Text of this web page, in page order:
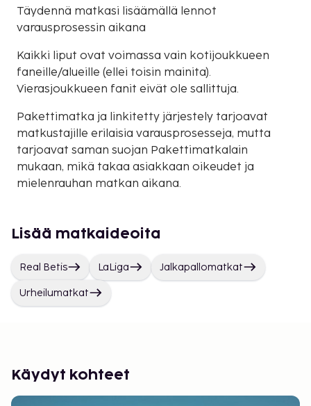
Täydennä matkasi lisäämällä lennot
varausprosessin aikana
Kaikki liput ovat voimassa vain kotijoukkueen
faneille/alueille (ellei toisin mainita).
Vierasjoukkueen fanit eivät ole sallittuja.
Pakettimatka ja linkitetty järjestely tarjoavat
matkustajille erilaisia varausprosesseja, mutta
tarjoavat saman suojan Pakettimatkalain
mukaan, mikä takaa asiakkaan oikeudet ja
mielenrauhan matkan aikana.
Lisää matkaideoita
Real Betis LaLiga Jalkapallomatkat
Urheilumatkat
Käydyt kohteet